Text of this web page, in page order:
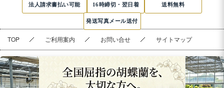
法人請求書払い可能 16時締切・翌日着 送料無料
発送写真メール送付
TOP ご利用案内 お問い合せ サイトマップ